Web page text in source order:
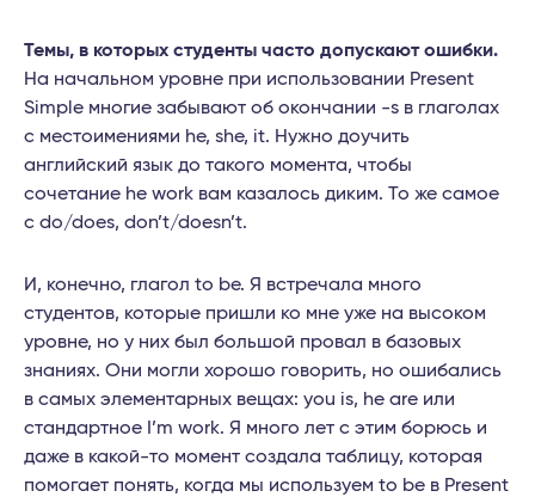
Темы, в которых студенты часто допускают ошибки.
На начальном уровне при использовании Present
Simple многие забывают об окончании -s в глаголах
с местоимениями he, she, it. Нужно доучить
английский язык до такого момента, чтобы
сочетание he work вам казалось диким. То же самое
с do/does, don’t/doesn’t.
И, конечно, глагол to be. Я встречала много
студентов, которые пришли ко мне уже на высоком
уровне, но у них был большой провал в базовых
знаниях. Они могли хорошо говорить, но ошибались
в самых элементарных вещах: you is, he are или
стандартное I’m work. Я много лет с этим борюсь и
даже в какой-то момент создала таблицу, которая
помогает понять, когда мы используем to be в Present